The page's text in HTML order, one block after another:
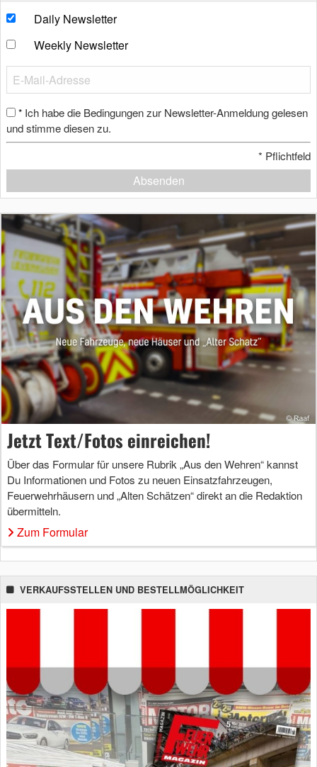
Daily Newsletter
Weekly Newsletter
* Ich habe die Bedingungen zur Newsletter-Anmeldung gelesen
und stimme diesen zu.
* Pflichtfeld
Absenden
Jetzt Text/Fotos einreichen!
Über das Formular für unsere Rubrik „Aus den Wehren“ kannst
Du Informationen und Fotos zu neuen Einsatzfahrzeugen,
Feuerwehrhäusern und „Alten Schätzen“ direkt an die Redaktion
übermitteln.
Zum Formular
VERKAUFSSTELLEN UND BESTELLMÖGLICHKEIT